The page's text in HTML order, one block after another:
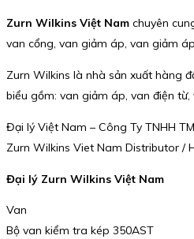
Zurn Wilkins Việt Nam chuyên
van cổng, van giảm áp, van giảm
Zurn Wilkins là nhà sản xuất hàng
biểu gồm: van giảm áp, van điện
Đại lý Việt Nam – Công Ty TNHH
Zurn Wilkins Viet Nam Distributor /
Đại lý Zurn Wilkins Việt Nam
Van
Bộ van kiểm tra kép 350AST